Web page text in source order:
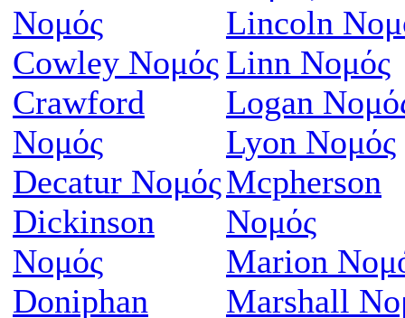
Νομός
Cowley Νομός
Crawford
Νομός
Decatur Νομός
Dickinson
Νομός
Doniphan
Lincoln
Linn Νομός
Logan
Lyon Νομός
Mcpherson
Νομός
Marion
Marshall